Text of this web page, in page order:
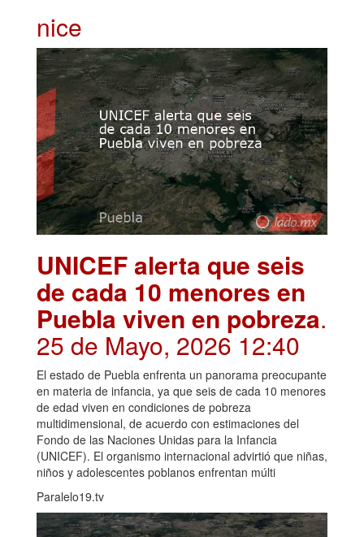
nice
UNICEF alerta que seis
de cada 10 menores en
Puebla viven en pobreza.
25 de Mayo, 2026 12:40
El estado de Puebla enfrenta un panorama preocupante
en materia de infancia, ya que seis de cada 10 menores
de edad viven en condiciones de pobreza
multidimensional, de acuerdo con estimaciones del
Fondo de las Naciones Unidas para la Infancia
(UNICEF). El organismo internacional advirtió que niñas,
niños y adolescentes poblanos enfrentan múlti
Paralelo19.tv